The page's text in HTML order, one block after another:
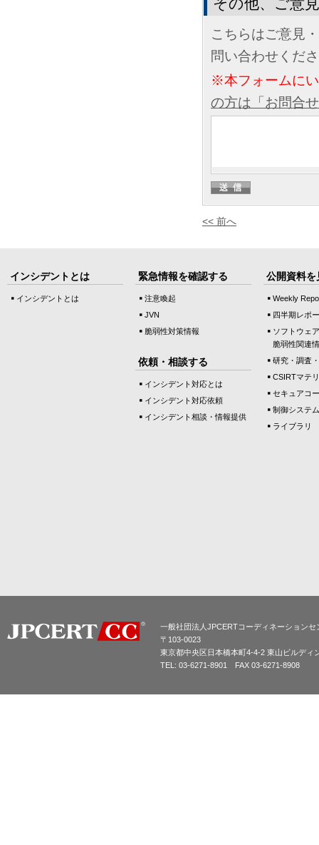
こちらはご意見
問い合わせくだ
※本フォームに
の方は「お問合
<< 前へ
インシデントとは
インシデントとは
緊急情報を確認する
注意喚起
JVN
脆弱性対策情報
依頼・相談する
インシデント対応とは
インシデント対応依頼
インシデント相談・情報提供
公開資料を
Weekly
四半期レポ
ソフトウェ
脆弱性関連
研究・調査
CSIRTマテ
セキュアコ
制御システ
ライブラリ
一般社団法人JPCERTコーディネーションセ
〒103-0023
東京都中央区日本橋本町4-4-2 東山ビルディ
TEL: 03-6271-8901 FAX 03-6271-8908